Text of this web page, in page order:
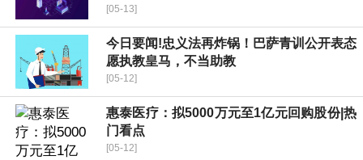
[05-13]
今日要闻!忠义法再炸锅！巴萨青训公开表态
愿执教皇马，不当助教
[05-12]
惠泰医疗：拟5000万元至1亿元回购股份|热
门看点
[05-12]